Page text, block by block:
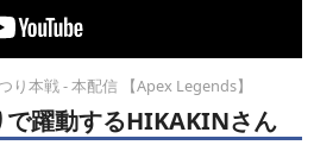
り本戦 - 本配信 【Apex Legends】
で躍動するHIKAKINさん